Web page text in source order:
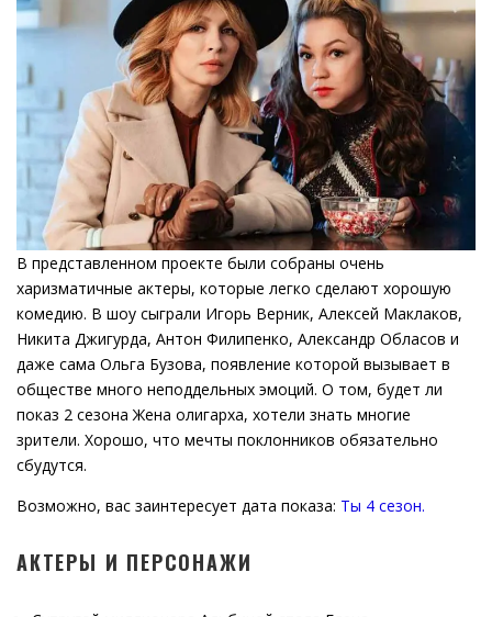
В представленном проекте были собраны очень
харизматичные актеры, которые легко сделают хорошую
комедию. В шоу сыграли Игорь Верник, Алексей Маклаков,
Никита Джигурда, Антон Филипенко, Александр Обласов и
даже сама Ольга Бузова, появление которой вызывает в
обществе много неподдельных эмоций. О том, будет ли
показ 2 сезона Жена олигарха, хотели знать многие
зрители. Хорошо, что мечты поклонников обязательно
сбудутся.
Возможно, вас заинтересует дата показа: Ты 4 сезон.
АКТЕРЫ И ПЕРСОНАЖИ